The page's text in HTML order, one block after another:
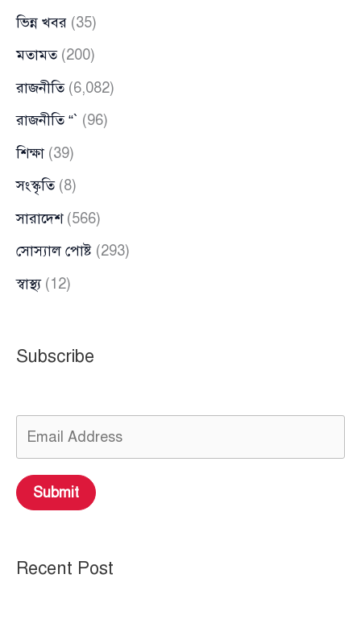
ভিন্ন খবর (35)
মতামত(200)
রাজনীতি(6,082)
রাজনীতি “` (96)
শিক্ষা (39)
সংস্কৃতি(8)
সারাদেশ(566)
সোস্যাল পোষ্ট (293)
স্বাস্থ্য(12)
Subscribe
Submit
Recent Post